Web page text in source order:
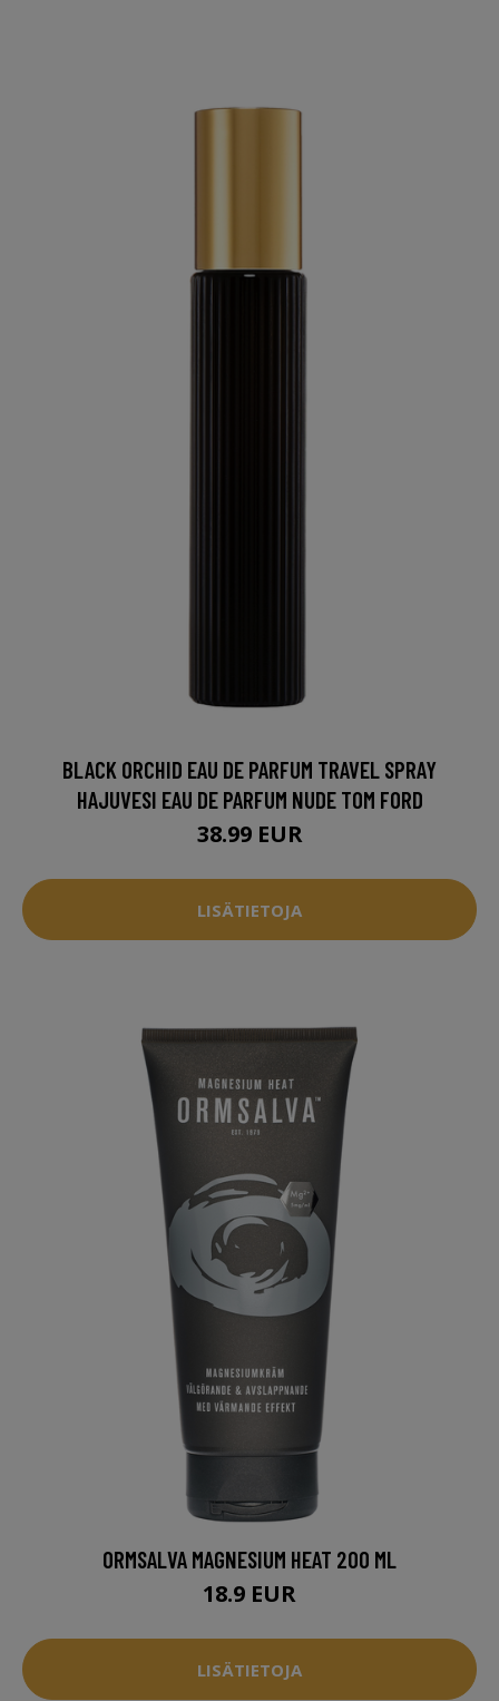
BLACK ORCHID EAU DE PARFUM TRAVEL SPRAY
HAJUVESI EAU DE PARFUM NUDE TOM FORD
38.99 EUR
LISÄTIETOJA
ORMSALVA MAGNESIUM HEAT 200 ML
18.9 EUR
LISÄTIETOJA